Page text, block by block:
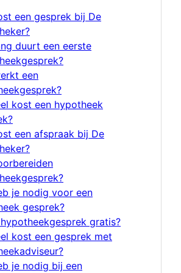
een gesprek bij De
duurt een eerste
een
kost een hypotheek
een afspraak bij De
je nodig voor een
gesprek?
gratis?
kost een gesprek met
je nodig bij een